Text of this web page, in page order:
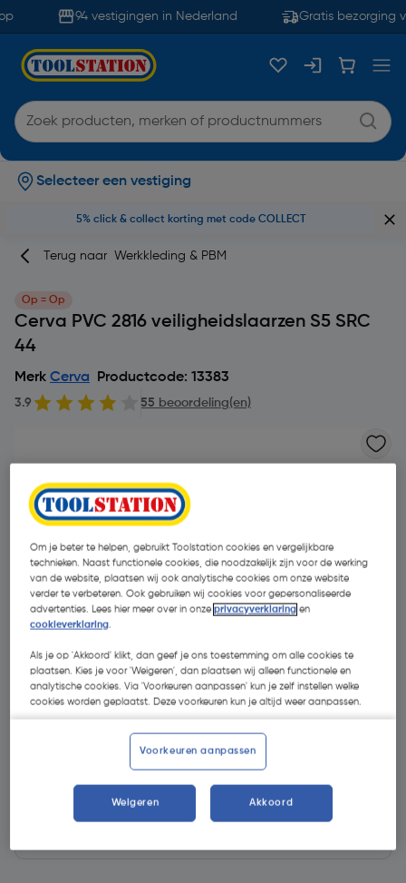
94 vestigingen in Nederland Gratis bezorging
Selecteer een vestiging
5% click & collect korting met code COLLECT
Terug naar Werkkleding & PBM
Op = Op
Cerva PVC 2816 veiligheidslaarzen S5 SRC
44
Merk Cerva Productcode: 13383
3.9 55 beoordeling(en)
| Excl. btw € 10,41
Kies productvariant(6)
Om je beter te helpen, gebruikt Toolstation cookies en vergelijkbare
technieken. Naast functionele cookies, die noodzakelijk zijn voor de werking
van de website, plaatsen wij ook analytische cookies om onze website
verder te verbeteren. Ook gebruiken wij cookies voor gepersonaliseerde
advertenties. Lees hier meer over in onzeprivacyverklaring en
cookieverklaring.
Als je op 'Akkoord' klikt, dan geef je ons toestemming om alle cookies te
plaatsen. Kies je voor 'Weigeren', dan plaatsen wij alleen functionele en
analytische cookies. Via 'Voorkeuren aanpassen' kun je zelf instellen welke
cookies worden geplaatst. Deze voorkeuren kun je altijd weer aanpassen.
Voorkeuren aanpassen
Weigeren Akkoord